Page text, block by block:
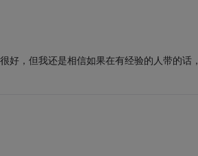
好，但我还是相信如果在有经验的人带的话